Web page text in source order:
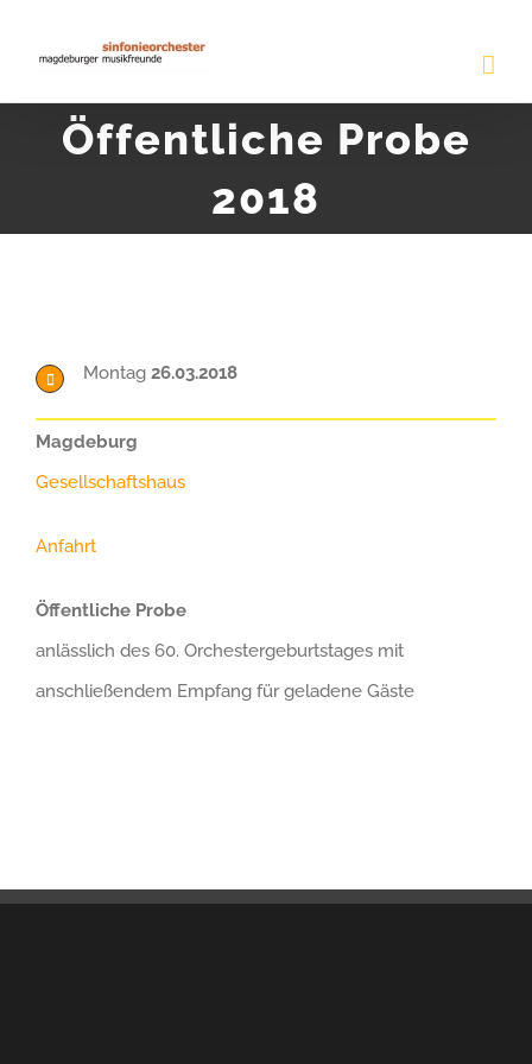
Inhalt
springen
Öffentliche Probe
2018
Montag 26.03.2018
Magdeburg
Gesellschaftshaus
Anfahrt
Öffentliche Probe
anlässlich des 60. Orchestergeburtstages mit
anschließendem Empfang für geladene Gäste